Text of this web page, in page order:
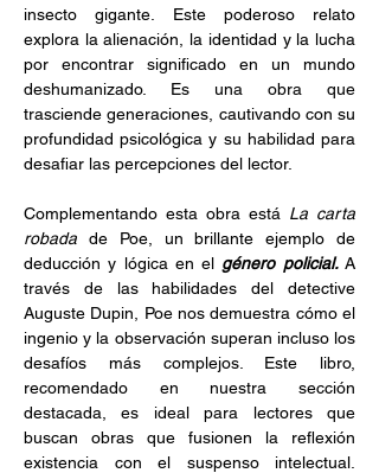
insecto gigante. Este poderoso relato
explora la alienación, la identidad y la lucha
por encontrar significado en un mundo
deshumanizado. Es una obra que
trasciende generaciones, cautivando con su
profundidad psicológica y su habilidad para
desafiar las percepciones del lector.
Complementando esta obra está La carta
robada de Poe, un brillante ejemplo de
deducción y lógica en el género policial. A
través de las habilidades del detective
Auguste Dupin, Poe nos demuestra cómo el
ingenio y la observación superan incluso los
desafíos más complejos. Este libro,
recomendado en nuestra sección
destacada, es ideal para lectores que
buscan obras que fusionen la reflexión
existencia con el suspenso intelectual.